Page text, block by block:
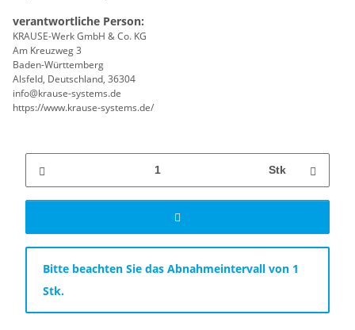
verantwortliche Person:
KRAUSE-Werk GmbH & Co. KG
Am Kreuzweg 3
Baden-Württemberg
Alsfeld, Deutschland, 36304
info@krause-systems.de
https://www.krause-systems.de/
Stk
x
Bitte beachten Sie das Abnahmeintervall von 1
Stk.